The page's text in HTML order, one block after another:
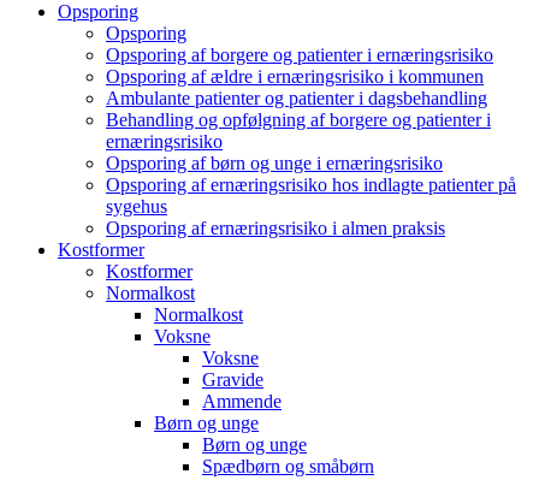
Opsporing
Opsporing
Opsporing af borgere og patienter i ernæringsrisiko
Opsporing af ældre i ernæringsrisiko i kommunen
Ambulante patienter og patienter i dagsbehandling
Behandling og opfølgning af borgere og patienter i
ernæringsrisiko
Opsporing af børn og unge i ernæringsrisiko
Opsporing af ernæringsrisiko hos indlagte patienter på
sygehus
Opsporing af ernæringsrisiko i almen praksis
Kostformer
Kostformer
Normalkost
Normalkost
Voksne
Voksne
Gravide
Ammende
Børn og unge
Børn og unge
Spædbørn og småbørn